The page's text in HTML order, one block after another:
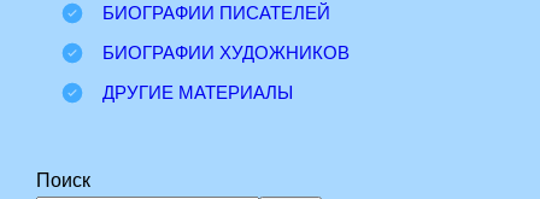
БИОГРАФИИ ПИСАТЕЛЕЙ
БИОГРАФИИ ХУДОЖНИКОВ
ДРУГИЕ МАТЕРИАЛЫ
Поиск